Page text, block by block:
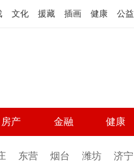
文化 援藏 插画 健康 公益
房产 金融 健康
东营 烟台 潍坊 济宁